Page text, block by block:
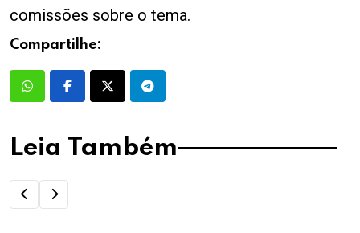
comissões sobre o tema.
Compartilhe:
Leia Também